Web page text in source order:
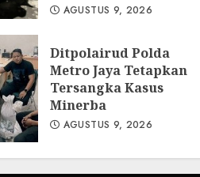
AGUSTUS 9, 2026
Ditpolairud Polda
Metro Jaya Tetapkan
Tersangka Kasus
Minerba
AGUSTUS 9, 2026